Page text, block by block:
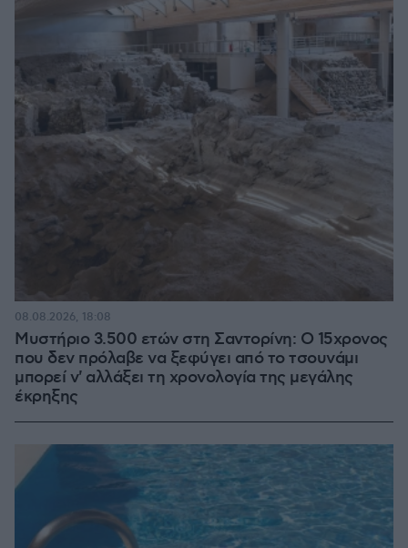
Μυστήριο 3.500 ετών στη Σαντορίνη: Ο 15χρονος
που δεν πρόλαβε να ξεφύγει από το τσουνάμι
μπορεί ν' αλλάξει τη χρονολογία της μεγάλης
έκρηξης
08.08.2026, 18:08